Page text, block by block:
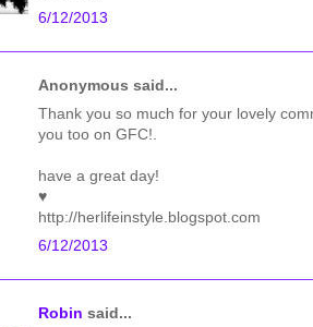
6/12/2013
Anonymous said...
Thank you so much for your lovely
you too on GFC!.
have a great day!
♥
http://herlifeinstyle.blogspot.com
6/12/2013
Robin said...